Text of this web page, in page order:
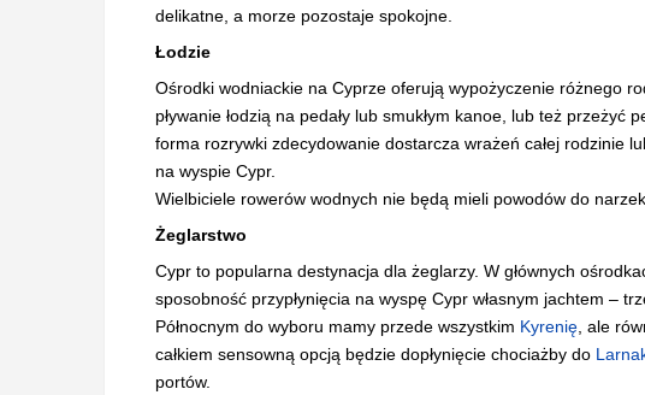
delikatne, a morze pozostaje spokojne.
Łodzie
Ośrodki wodniackie na Cyprze oferują wypożyczenie różnego
pływanie łodzią na pedały lub smukłym kanoe, lub też przeżyć
forma rozrywki zdecydowanie dostarcza wrażeń całej rodzinie
na wyspie Cypr.
Wielbiciele rowerów wodnych nie będą mieli powodów do
Żeglarstwo
Cypr to popularna destynacja dla żeglarzy. W głównych
sposobność przypłynięcia na wyspę Cypr własnym jachtem –
Północnym do wyboru mamy przede wszystkim Kyrenię, ale
całkiem sensowną opcją będzie dopłynięcie chociażby do
portów.